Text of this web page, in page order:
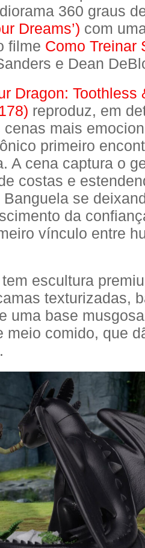
360 graus
Dreams’) com
filme Como Treinar
e Dean
Dragon: Toothless
reproduz, em
mais
primeiro
A cena captura o
costas e
se
da
vínculo entre
escultura
texturizadas,
uma base
meio comido, que